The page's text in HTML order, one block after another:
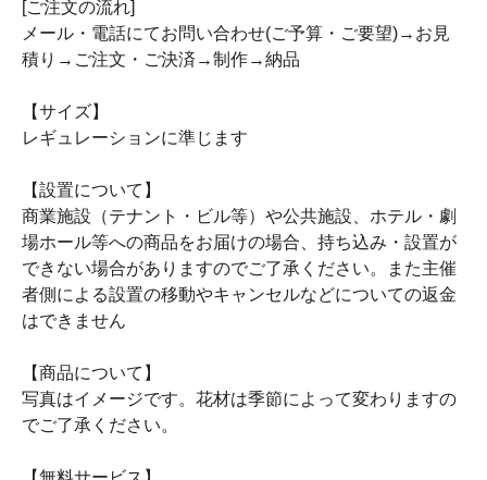
[ご注文の流れ]
メール・電話にてお問い合わせ(ご予算・ご要望)→お見
積り→ご注文・ご決済→制作→納品
【サイズ】
レギュレーションに準じます
【設置について】
商業施設（テナント・ビル等）や公共施設、ホテル・劇
場ホール等への商品をお届けの場合、持ち込み・設置が
できない場合がありますのでご了承ください。また主催
者側による設置の移動やキャンセルなどについての返金
はできません
【商品について】
写真はイメージです。花材は季節によって変わりますの
でご了承ください。